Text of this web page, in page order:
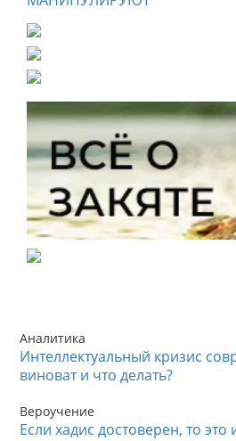
Аналитика
Интеллектуальный кризис
виноват и что делать?
Вероучение
Если хадис достоверен, то